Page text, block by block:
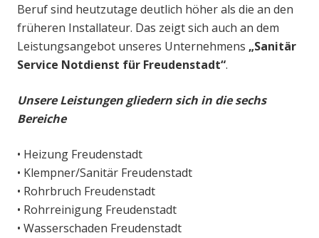
Beruf sind heutzutage deutlich höher als die an den
früheren Installateur. Das zeigt sich auch an dem
Leistungsangebot unseres Unternehmens „Sanitär
Service Notdienst für Freudenstadt“.
Unsere Leistungen gliedern sich in die sechs
Bereiche
• Heizung Freudenstadt
• Klempner/Sanitär Freudenstadt
• Rohrbruch Freudenstadt
• Rohrreinigung Freudenstadt
• Wasserschaden Freudenstadt